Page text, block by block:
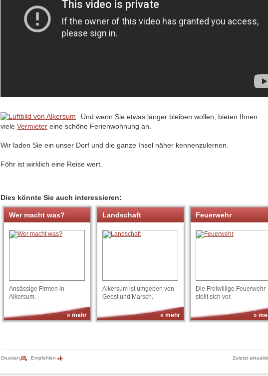
Und wenn Sie etwas länger bleiben wollen, bieten Ihnen
viele Vermieter eine schöne Ferienwohnung an.
Wir laden Sie ein unser Dorf und die ganze Insel näher kennenzulernen.
Föhr ist wirklich eine Reise wert.
Dies könnte Sie auch interessieren:
Wer macht was?
Ansässige Firmen in
Alkersum.
» mehr
Landschaft
Alkersum ist umgeben von
Geest und Marsch.
» mehr
Feuerwehr
Die Freiwillige Feuerwehr
stellt sich vor.
»
Drucken Empfehlen Zuletzt